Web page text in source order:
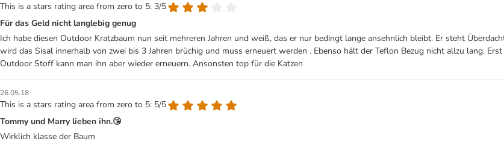
This is a stars rating area from zero to 5: 3/5
Für das Geld nicht langlebig genug
Ich habe diesen Outdoor Kratzbaum nun seit mehreren Jahren und weiß, das er nur bedingt lange ansehnlich bleibt. Er steht
wird das Sisal innerhalb von zwei bis 3 Jahren brüchig und muss erneuert werden . Ebenso hält der Teflon Bezug nicht allzu lang.
Outdoor Stoff kann man ihn aber wieder erneuern. Ansonsten top für die Katzen
26.05.18
This is a stars rating area from zero to 5: 5/5
Tommy und Marry lieben ihn.😘
Wirklich klasse der Baum